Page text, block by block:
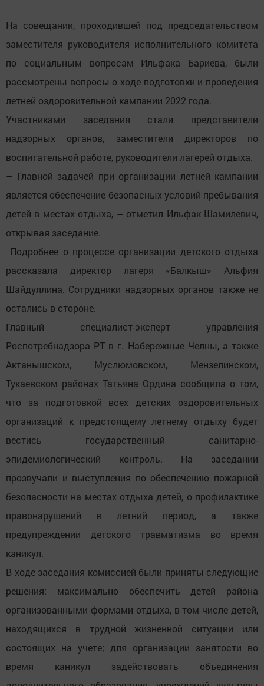
На совещании, проходившей под председательством
заместителя руководителя исполнительного комитета
по социальным вопросам Ильфака Бариева, были
рассмотрены вопросы о ходе подготовки и проведения
летней оздоровительной кампании 2022 года.
Участниками заседания стали представители
надзорных органов, заместители директоров по
воспитательной работе, руководители лагерей отдыха.
– Главной задачей при организации летней кампании
является обеспечение безопасных условий пребывания
детей в местах отдыха, – отметил Ильфак Шамилевич,
открывая заседание.
Подробнее о процессе организации детского отдыха
рассказала директор лагеря «Балкыш» Альфия
Шайдуллина. Сотрудники надзорных органов также не
остались в стороне.
Главный специалист-эксперт управления
Роспотребнадзора РТ в г. Набережные Челны, а также
Актанышском, Муслюмовском, Мензелинском,
Тукаевском районах Татьяна Ордина сообщила о том,
что за подготовкой всех детских оздоровительных
организаций к предстоящему летнему отдыху будет
вестись государственный санитарно-
эпидемиологический контроль. На заседании
прозвучали и выступления по обеспечению пожарной
безопасности на местах отдыха детей, о профилактике
правонарушений в летний период, а также
предупреждении детского травматизма во время
каникул.
В ходе заседания комиссией были приняты следующие
решения: максимально обеспечить детей района
организованными формами отдыха, в том числе детей,
находящихся в трудной жизненной ситуации или
состоящих на учете; для организации занятости во
время каникул задействовать объединения